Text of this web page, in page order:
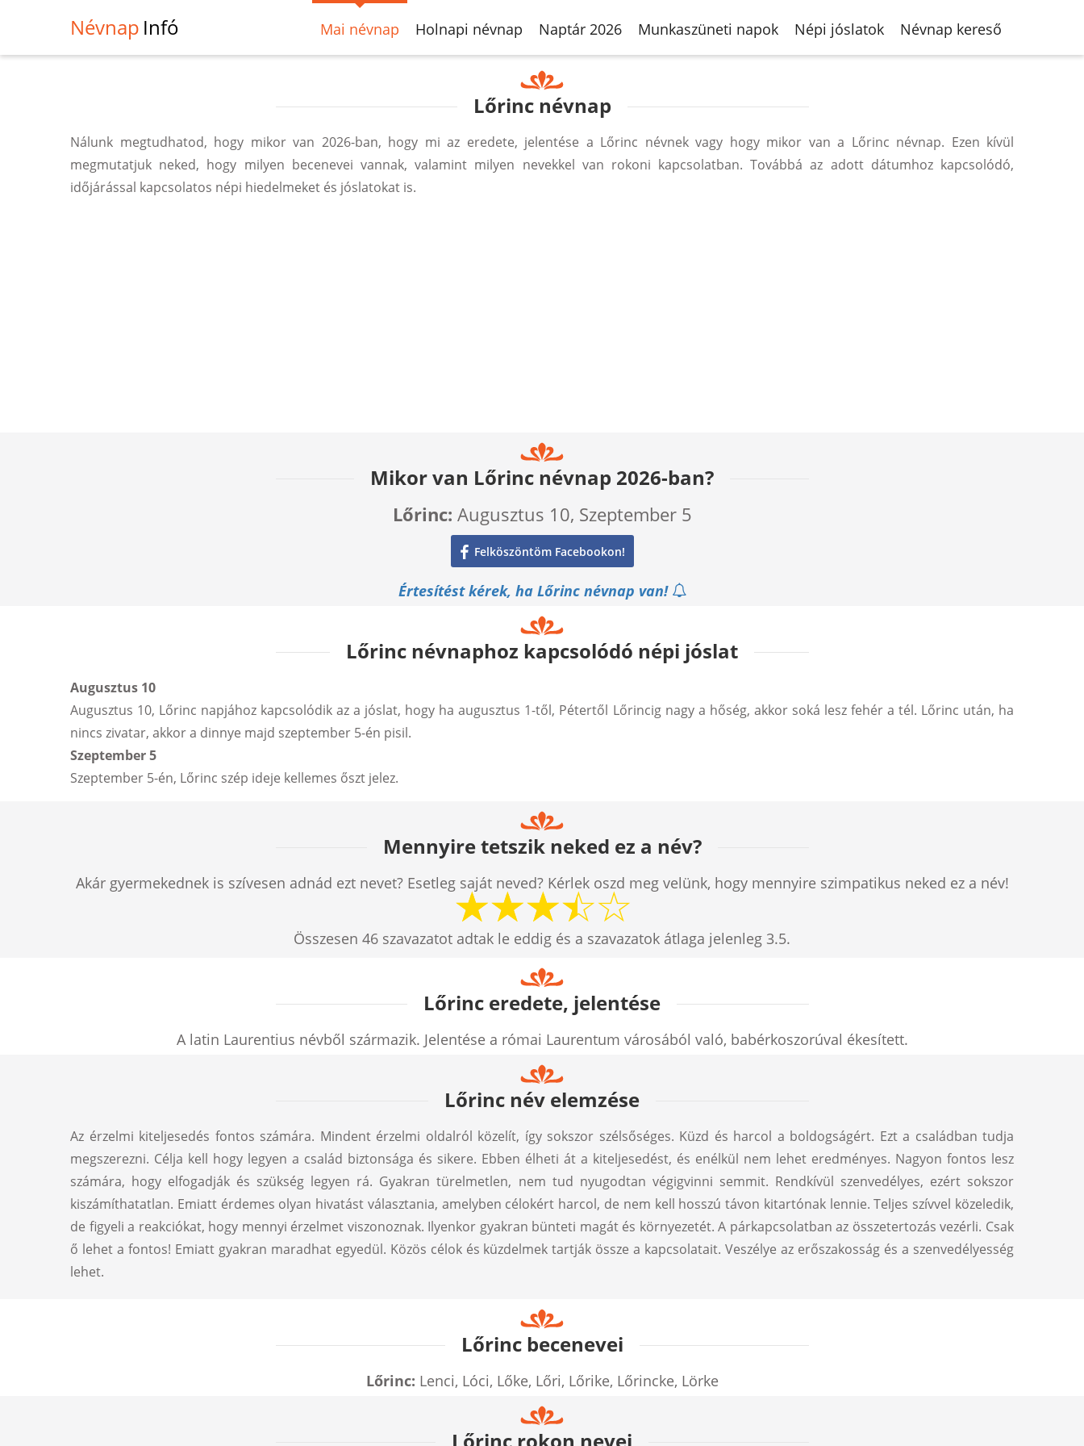
Névnap Infó Mai névnap Holnapi névnap Naptár 2026 Munkaszüneti napok Népi jóslatok Névnap kereső
Lőrinc névnap
Nálunk megtudhatod, hogy mikor van 2026-ban, hogy mi az eredete, jelentése a Lőrinc névnek vagy hogy mikor van a Lőrinc névnap. Ezen kívül
megmutatjuk neked, hogy milyen becenevei vannak, valamint milyen nevekkel van rokoni kapcsolatban. Továbbá az adott dátumhoz kapcsolódó,
időjárással kapcsolatos népi hiedelmeket és jóslatokat is.
Mikor van Lőrinc névnap 2026-ban?
Lőrinc: Augusztus 10, Szeptember 5
Felköszöntöm Facebookon!
Értesítést kérek, ha Lőrinc névnap van!
Lőrinc névnaphoz kapcsolódó népi jóslat
Augusztus 10
Augusztus 10, Lőrinc napjához kapcsolódik az a jóslat, hogy ha augusztus 1-től, Pétertől Lőrincig nagy a hőség, akkor soká lesz fehér a tél. Lőrinc után, ha
nincs zivatar, akkor a dinnye majd szeptember 5-én pisil.
Szeptember 5
Szeptember 5-én, Lőrinc szép ideje kellemes őszt jelez.
Mennyire tetszik neked ez a név?
Akár gyermekednek is szívesen adnád ezt nevet? Esetleg saját neved? Kérlek oszd meg velünk, hogy mennyire szimpatikus neked ez a név!
Összesen 46 szavazatot adtak le eddig és a szavazatok átlaga jelenleg 3.5.
Lőrinc eredete, jelentése
A latin Laurentius névből származik. Jelentése a római Laurentum városából való, babérkoszorúval ékesített.
Lőrinc név elemzése
Az érzelmi kiteljesedés fontos számára. Mindent érzelmi oldalról közelít, így sokszor szélsőséges. Küzd és harcol a boldogságért. Ezt a családban tudja
megszerezni. Célja kell hogy legyen a család biztonsága és sikere. Ebben élheti át a kiteljesedést, és enélkül nem lehet eredményes. Nagyon fontos lesz
számára, hogy elfogadják és szükség legyen rá. Gyakran türelmetlen, nem tud nyugodtan végigvinni semmit. Rendkívül szenvedélyes, ezért sokszor
kiszámíthatatlan. Emiatt érdemes olyan hivatást választania, amelyben célokért harcol, de nem kell hosszú távon kitartónak lennie. Teljes szívvel közeledik,
de figyeli a reakciókat, hogy mennyi érzelmet viszonoznak. Ilyenkor gyakran bünteti magát és környezetét. A párkapcsolatban az összetertozás vezérli. Csak
ő lehet a fontos! Emiatt gyakran maradhat egyedül. Közös célok és küzdelmek tartják össze a kapcsolatait. Veszélye az erőszakosság és a szenvedélyesség
lehet.
Lőrinc becenevei
Lőrinc: Lenci, Lóci, Lőke, Lőri, Lőrike, Lőrincke, Lörke